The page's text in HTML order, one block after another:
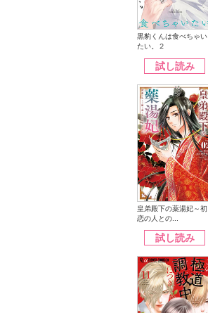
黒豹くんは食べちゃい
たい。２
試し読み
皇弟殿下の薬湯妃～初
恋の人との...
試し読み